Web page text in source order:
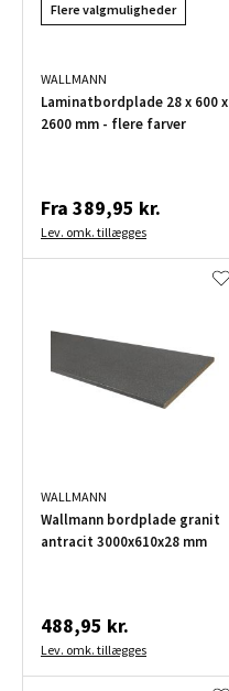
Flere valgmuligheder
WALLMANN
Laminatbordplade 28 x 600 x
2600 mm - flere farver
Fra 389,95 kr.
Lev. omk. tillægges
WALLMANN
Wallmann bordplade granit
antracit 3000x610x28 mm
488,95 kr.
Lev. omk. tillægges